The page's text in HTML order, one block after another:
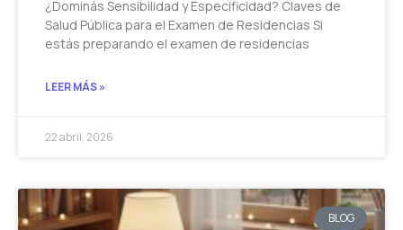
¿Dominás Sensibilidad y Especificidad? Claves de
Salud Pública para el Examen de Residencias Si
estás preparando el examen de residencias
LEER MÁS »
22 abril, 2026
BLOG